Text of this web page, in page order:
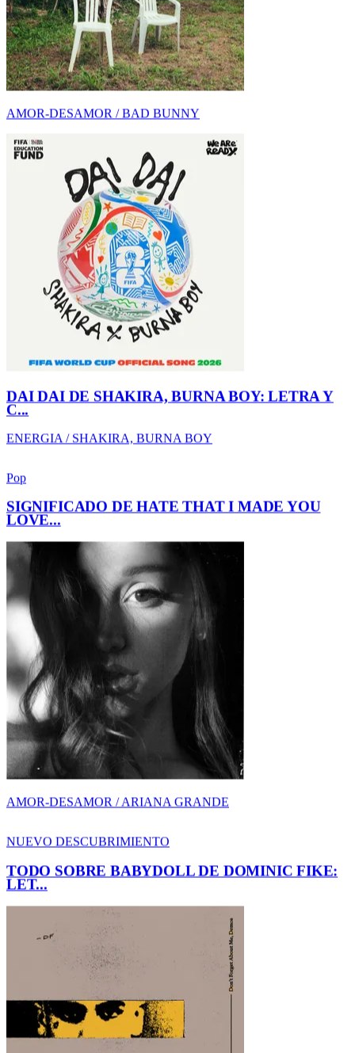
DAI DAI DE SHAKIRA, BURNA BOY: LETRA Y
ENERGIA / SHAKIRA, BURNA BOY
SIGNIFICADO DE HATE THAT I MADE YOU
LOVE...
AMOR-DESAMOR / ARIANA GRANDE
NUEVO DESCUBRIMIENTO
TODO SOBRE BABYDOLL DE DOMINIC FIKE:
LET...
AMOR-DESAMOR / DOMINIC FIKE
NUEVO DESCUBRIMIENTO